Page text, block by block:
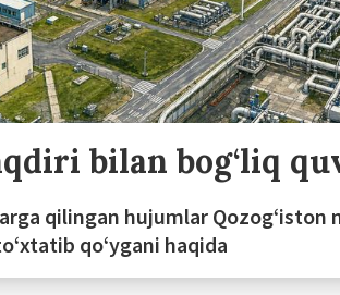
bilan bog‘liq
qilingan hujumlar Qozog‘iston
qo‘ygani haqida